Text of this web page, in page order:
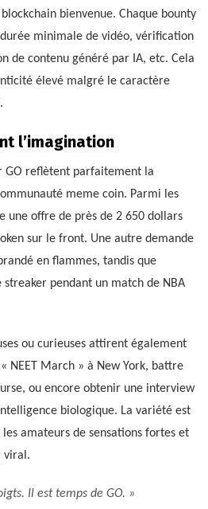
bienvenue. Chaque bounty
minimale de vidéo, vérification
de contenu généré par IA, etc. Cela
élevé malgré le caractère
l’imagination
GO reflètent parfaitement la
meme coin. Parmi les
une offre de près de 2 650 dollars
sur le front. Une autre demande
en flammes, tandis que
pendant un match de NBA
ou curieuses attirent également
NEET March » à New York, battre
ou encore obtenir une interview
biologique. La variété est
amateurs de sensations fortes et
viral.
Il est temps de GO. »